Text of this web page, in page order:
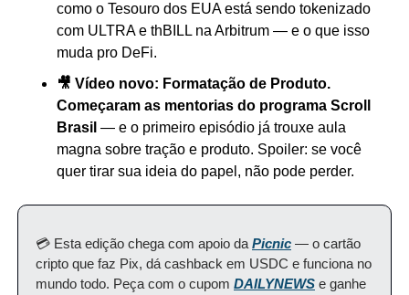
como o Tesouro dos EUA está sendo tokenizado
com ULTRA e thBILL na Arbitrum — e o que isso
muda pro DeFi.
🎥 Vídeo novo: Formatação de Produto.
Começaram as mentorias do programa Scroll
Brasil — e o primeiro episódio já trouxe aula
magna sobre tração e produto. Spoiler: se você
quer tirar sua ideia do papel, não pode perder.
💳 Esta edição chega com apoio da Picnic — o cartão
cripto que faz Pix, dá cashback em USDC e funciona no
mundo todo. Peça com o cupom DAILYNEWS e ganhe